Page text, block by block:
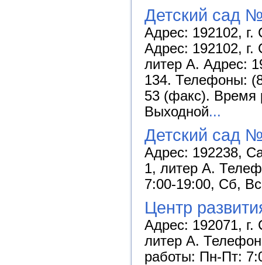
Детский сад
Адрес: 192102, г.
Адрес: 192102, г.
литер А. Адрес:
134. Телефоны:
53 (факс). Время
Выходной...
Детский сад
Адрес: 192238,
1, литер А.
7:00-19:00, Сб,
Центр
Адрес: 192071, г.
литер А.
работы: Пн-Пт: